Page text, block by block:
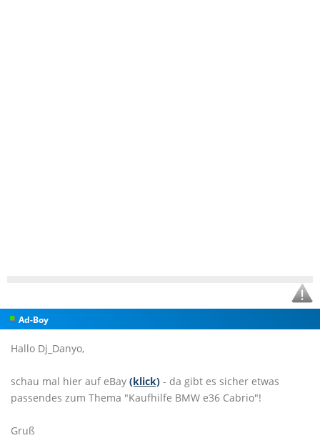
Ad-Boy
Hallo Dj_Danyo,
schau mal hier auf eBay (klick) - da gibt es sicher etwas
passendes zum Thema "Kaufhilfe BMW e36 Cabrio"!
Gruß